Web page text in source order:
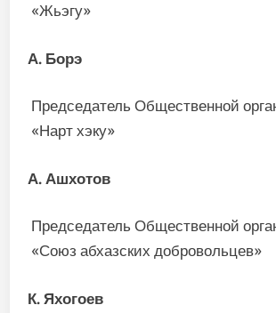
«Жьэгу»
А. Борэ
Председатель Общественной
«Нарт хэку»
А. Ашхотов
Председатель Общественной
«Союз абхазских
К. Яхогоев